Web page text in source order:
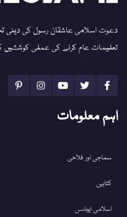
دعوت اسلامی عاشقان رسول کی دینی
تعلیمات عام کرنے کی عملی کوششیں
اہم معلومات
سماجی اور فلاحی
کتابیں
اسلامی ایونٹس